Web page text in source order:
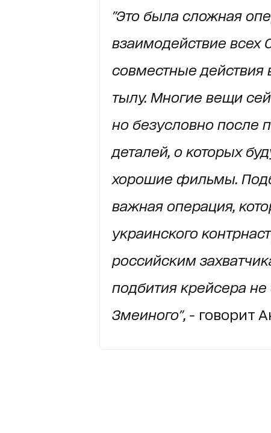
"Это была сложная
взаимодействие всех
совместные действия
тылу. Многие вещи
но безусловно
деталей, о которых
хорошие фильмы.
важная операция,
украинского
российским
подбития крейсера
Змеиного", - говорит